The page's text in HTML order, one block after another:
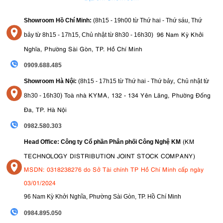
1.5. Kết nối không dây tiện lợi
WiFi Bluetoothvà NFCtích hợp, máy ảnh Sony A6400
dễ dàng
kết nối với điện thoại thông minh để truyền tải ảnh và video nhanh
chóng, gắn thẻ địa lý và sử dụng thiết bị di động làm điều khiển từ
xa. Ứng dụng di động Imaging Edge Mobile mới của Sony được cải
khi truyền ảnh hoặc điều khiển máy ảnh từ xa.
1.6. Tổng Quan Về Sony A6400
biệt phù hợp cho những người dùng muốn một chiếc máy ảnh
nhỏ gọn,mạnh mẽ
chất lượng video 4K ấn tượng. Mặc dù vẫn còn một vài nhược
trở thành một lựa chọn đáng cân nhắc hàng đầu trong phân
Showroom Hồ Chí Minh: (8h15 - 19h00 từ Thứ hai - Thứ sáu, Thứ
bảy từ 8h15 - 17h15, Chủ nhật từ 8h30 - 16h30) 96 Nam Kỳ Khởi
Nghĩa, Phường Sài Gòn, TP. Hồ Chí Minh
0909.688.485
Showroom Hà Nội: (8h15 - 17h15 từ Thứ hai - Thứ bảy, Chủ nhật từ
8h30 - 16h30) Toà nhà KYMA, 132 - 134 Yên Lãng, Phường Đống
Đa, TP. Hà Nội
0982.580.303
Head Office: Công ty Cổ phần Phân phối Công Nghệ KM (KM
TECHNOLOGY DISTRIBUTION JOINT STOCK COMPANY)
MSDN: 0318238276 do Sở Tài chính TP Hồ Chí Minh cấp ngày
03/01/2024
96 Nam Kỳ Khởi Nghĩa, Phường Sài Gòn, TP. Hồ Chí Minh
0984.895.050